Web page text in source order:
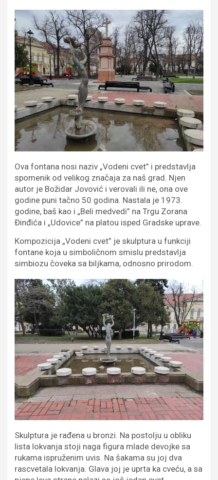
Ova fontana nosi naziv „Vodeni cvet” i predstavlja
spomenik od velikog značaja za naš grad. Njen
autor je Božidar Jovović i verovali ili ne, ona ove
godine puni tačno 50 godina. Nastala je 1973.
godine, baš kao i „Beli medvedi” na Trgu Zorana
Đinđića i „Udovice” na platou isped Gradske uprave.
Кompozicija „Vodeni cvet” je skulptura u funkciji
fontane koja u simboličnom smislu predstavlja
simbiozu čoveka sa biljkama, odnosno prirodom.
Skulptura je rađena u bronzi. Na postolju u obliku
lista lokvanja stoji naga figura mlade devojke sa
rukama ispruženim uvis. Na šakama su joj dva
rascvetala lokvanja. Glava joj je uprta ka cveću, a sa